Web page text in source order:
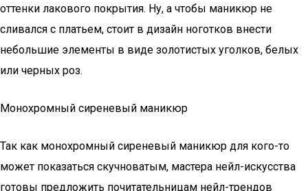
оттенки лакового покрытия. Ну, а чтобы маникюр не
сливался с платьем, стоит в дизайн ноготков внести
небольшие элементы в виде золотистых уголков, белых
или черных роз.
Монохромный сиреневый маникюр
Так как монохромный сиреневый маникюр для кого-то
может показаться скучноватым, мастера нейл-искусства
готовы предложить почитательницам нейл-трендов